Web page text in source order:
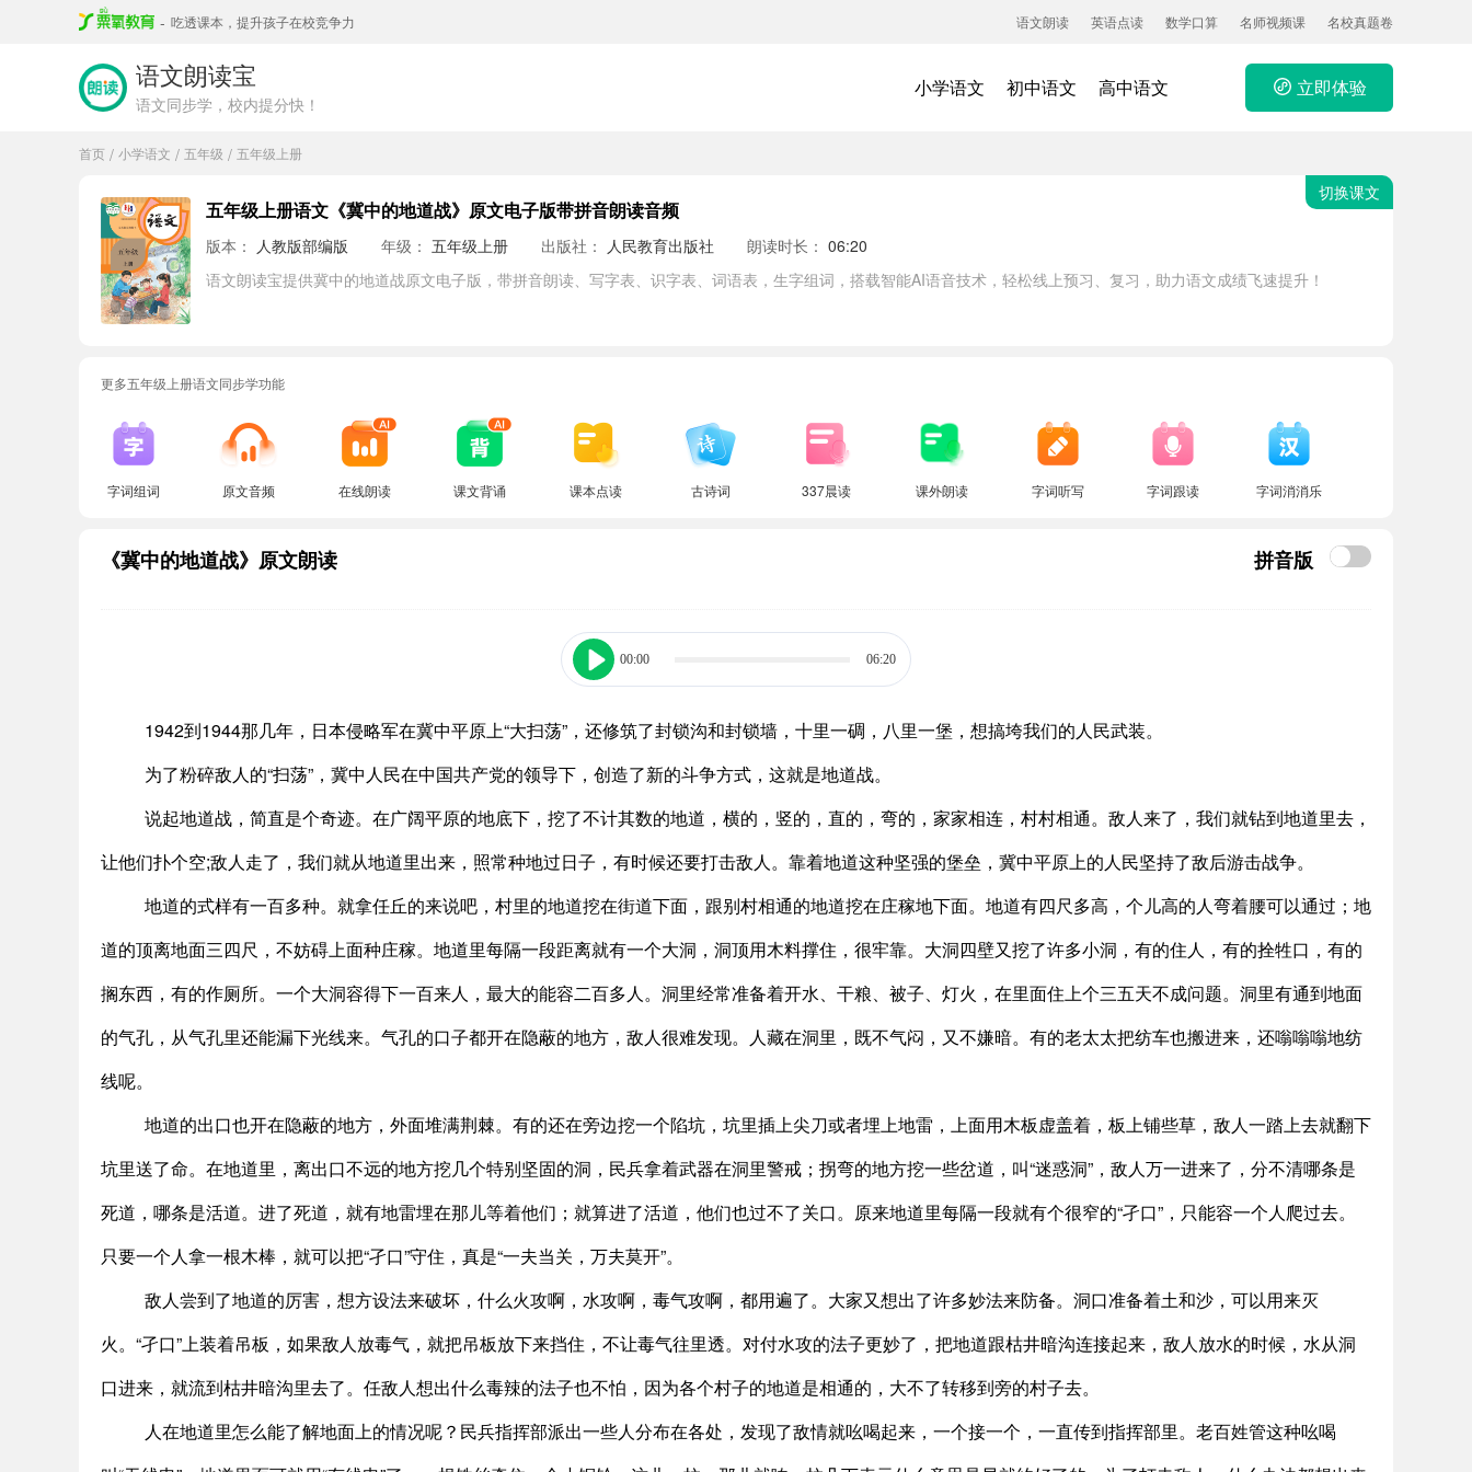
- 吃透课本，提升孩子在校竞争力 语文朗读 英语点读 数学口算 名师视频课 名校真题卷
语文朗读宝
语文同步学，校内提分快！
小学语文 初中语文 高中语文 立即体验
首页 / 小学语文 / 五年级 / 五年级上册
五年级上册语文《冀中的地道战》原文电子版带拼音朗读音频
版本： 人教版部编版 年级： 五年级上册 出版社： 人民教育出版社 朗读时长： 06:20
语文朗读宝提供冀中的地道战原文电子版，带拼音朗读、写字表、识字表、词语表，生字组词，搭载智能AI语音技术，轻松线上预习、复习，助力语文成绩飞速提升！
切换课文
更多五年级上册语文同步学功能
字词组词 原文音频 在线朗读 课文背诵 课本点读 古诗词 337晨读 课外朗读 字词听写 字词跟读 字词消消乐
《冀中的地道战》原文朗读 拼音版
00:00 06:20
1942到1944那几年，日本侵略军在冀中平原上“大扫荡”，还修筑了封锁沟和封锁墙，十里一碉，八里一堡，想搞垮我们的人民武装。
为了粉碎敌人的“扫荡”，冀中人民在中国共产党的领导下，创造了新的斗争方式，这就是地道战。
说起地道战，简直是个奇迹。在广阔平原的地底下，挖了不计其数的地道，横的，竖的，直的，弯的，家家相连，村村相通。敌人来了，我们就钻到地道里去，
让他们扑个空;敌人走了，我们就从地道里出来，照常种地过日子，有时候还要打击敌人。靠着地道这种坚强的堡垒，冀中平原上的人民坚持了敌后游击战争。
地道的式样有一百多种。就拿任丘的来说吧，村里的地道挖在街道下面，跟别村相通的地道挖在庄稼地下面。地道有四尺多高，个儿高的人弯着腰可以通过；地
道的顶离地面三四尺，不妨碍上面种庄稼。地道里每隔一段距离就有一个大洞，洞顶用木料撑住，很牢靠。大洞四壁又挖了许多小洞，有的住人，有的拴牲口，有的
搁东西，有的作厕所。一个大洞容得下一百来人，最大的能容二百多人。洞里经常准备着开水、干粮、被子、灯火，在里面住上个三五天不成问题。洞里有通到地面
的气孔，从气孔里还能漏下光线来。气孔的口子都开在隐蔽的地方，敌人很难发现。人藏在洞里，既不气闷，又不嫌暗。有的老太太把纺车也搬进来，还嗡嗡嗡地纺
线呢。
地道的出口也开在隐蔽的地方，外面堆满荆棘。有的还在旁边挖一个陷坑，坑里插上尖刀或者埋上地雷，上面用木板虚盖着，板上铺些草，敌人一踏上去就翻下
坑里送了命。在地道里，离出口不远的地方挖几个特别坚固的洞，民兵拿着武器在洞里警戒；拐弯的地方挖一些岔道，叫“迷惑洞”，敌人万一进来了，分不清哪条是
死道，哪条是活道。进了死道，就有地雷埋在那儿等着他们；就算进了活道，他们也过不了关口。原来地道里每隔一段就有个很窄的“孑口”，只能容一个人爬过去。
只要一个人拿一根木棒，就可以把“孑口”守住，真是“一夫当关，万夫莫开”。
敌人尝到了地道的厉害，想方设法来破坏，什么火攻啊，水攻啊，毒气攻啊，都用遍了。大家又想出了许多妙法来防备。洞口准备着土和沙，可以用来灭
火。“孑口”上装着吊板，如果敌人放毒气，就把吊板放下来挡住，不让毒气往里透。对付水攻的法子更妙了，把地道跟枯井暗沟连接起来，敌人放水的时候，水从洞
口进来，就流到枯井暗沟里去了。任敌人想出什么毒辣的法子也不怕，因为各个村子的地道是相通的，大不了转移到旁的村子去。
人在地道里怎么能了解地面上的情况呢？民兵指挥部派出一些人分布在各处，发现了敌情就吆喝起来，一个接一个，一直传到指挥部里。老百姓管这种吆喝